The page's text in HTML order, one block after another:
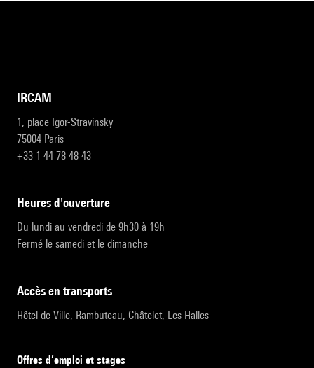
IRCAM
1, place Igor-Stravinsky
75004 Paris
+33 1 44 78 48 43
heures d'ouverture
Du lundi au vendredi de 9h30 à 19h
Fermé le samedi et le dimanche
accès en transports
Hôtel de Ville, Rambuteau, Châtelet, Les Halles
Offres d’emploi et stages